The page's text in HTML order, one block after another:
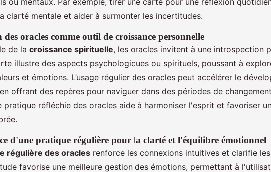
clarté mentale et aider à surmonter les incertitudes.
oracles comme outil de croissance personnelle
de la croissance spirituelle, les oracles invitent à une introspection
illustre des aspects psychologiques ou spirituels, poussant à
et émotions. L’usage régulier des oracles peut accélérer le
offrant des repères pour naviguer dans des périodes de
pratique réfléchie des oracles aide à harmoniser l'esprit et favoriser
d'une pratique régulière pour la clarté et l'équilibre émotionnel
régulière des oracles renforce les connexions intuitives et clarifie les
favorise une meilleure gestion des émotions, permettant à